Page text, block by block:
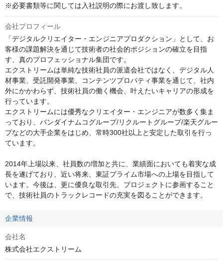
※必要書類等に関しては入社説明の際にお渡し致します。
会社プロフィール
「デジタルクリエイター・エンジニアプロダクション」として、お
客様の課題解決を通じて技術者の社会的ポジションの確立を目指
す、真のプロフェッショナル集団です。
エクストリームは単純な技術社員の派遣会社ではなく、デジタル人
材事業、受託開発事業、コンテンツプロパティ事業を通じて、社内
外にかかわらず、技術社員の働く機会、叶えたいキャリアの形成を
行っています。
エクストリームには優秀なクリエイター・エンジニアが数多く集ま
っており、バンダイナムコグループ/リクルートグループ/楽天グルー
プなどの大手企業をはじめ、常時300社以上と安定した取引を行っ
ています。
2014年上場以来、社員数の増加と共に、業績面においても着実な成
長を遂げており、近い将来、東証プライム市場への上場を目指して
います。今後は、更に優良な取引先、プロジェクトに参画すること
で、技術社員のトラックレコードの充実を図ることができます。
企業情報
会社名
株式会社エクストリーム